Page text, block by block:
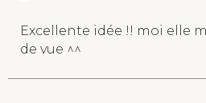
Excellente idée !! moi elle
de vue ^^